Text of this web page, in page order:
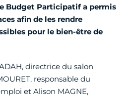
Budget Participatif a permis
afin de les rendre
pour le bien-être de
directrice du salon
responsable du
et Alison MAGNE,